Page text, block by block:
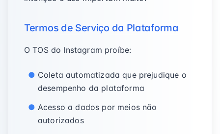
Termos de Serviço da Plataforma
O TOS do Instagram proíbe:
Coleta automatizada que prejudique o
desempenho da plataforma
Acesso a dados por meios não
autorizados